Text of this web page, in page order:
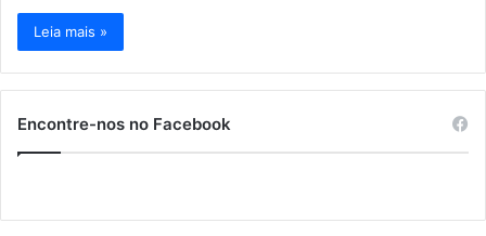
Leia mais »
Encontre-nos no Facebook